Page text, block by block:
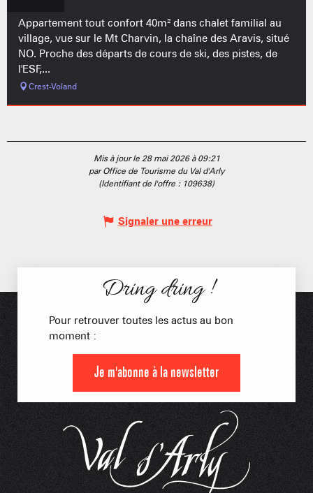
Appartement tout confort 40m² dans chalet familial au
village, vue sur le Mt Charvin, la chaîne des Aravis, situé
NO. Proche des départs de cours de ski, des pistes, de
l'ESF,...
Crest-Voland
Mis à jour le 28 mai 2026 à 09:21
par Office de Tourisme du Val d'Arly
(Identifiant de l'offre : 109638)
Signaler une erreur
Dring dring !
Pour retrouver toutes les actus au bon
moment :
Je m'abonne à la newsletter